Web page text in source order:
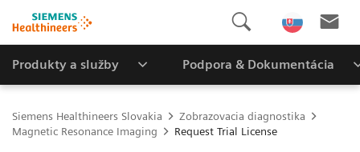
Produkty a služby Podpora & Dokumentácia
Siemens Healthineers Slovakia
Zobrazovacia diagnostika
Magnetic Resonance Imaging
Request Trial License